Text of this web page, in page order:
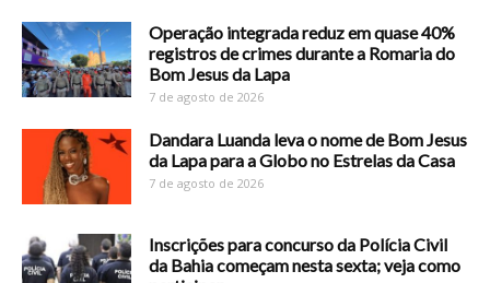
Operação integrada reduz em quase 40%
registros de crimes durante a Romaria do
Bom Jesus da Lapa
7 de agosto de 2026
Dandara Luanda leva o nome de Bom Jesus
da Lapa para a Globo no Estrelas da Casa
7 de agosto de 2026
Inscrições para concurso da Polícia Civil
da Bahia começam nesta sexta; veja como